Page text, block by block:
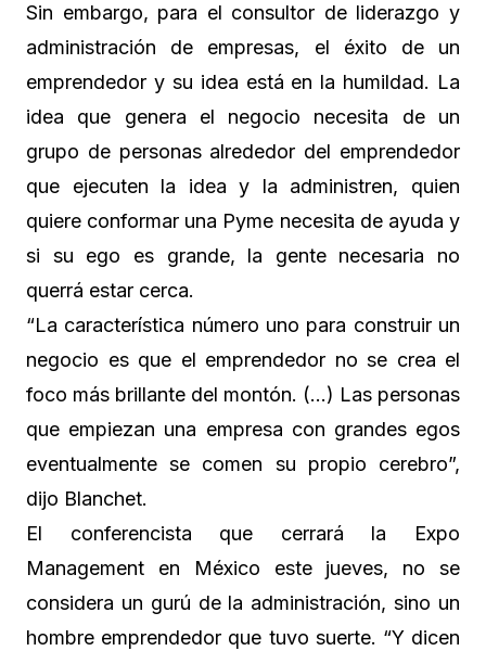
Sin embargo, para el consultor de liderazgo y
administración de empresas, el éxito de un
emprendedor y su idea está en la humildad. La
idea que genera el negocio necesita de un
grupo de personas alrededor del emprendedor
que ejecuten la idea y la administren, quien
quiere conformar una Pyme necesita de ayuda y
si su ego es grande, la gente necesaria no
querrá estar cerca.
“La característica número uno para construir un
negocio es que el emprendedor no se crea el
foco más brillante del montón. (…) Las personas
que empiezan una empresa con grandes egos
eventualmente se comen su propio cerebro”,
dijo Blanchet.
El conferencista que cerrará la Expo
Management en México este jueves, no se
considera un gurú de la administración, sino un
hombre emprendedor que tuvo suerte. “Y dicen